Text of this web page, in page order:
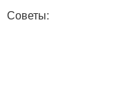
Советы: